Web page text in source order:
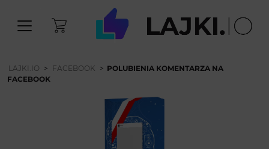
LAJKI.IO > FACEBOOK > POLUBIENIA KOMENTARZA NA
FACEBOOK